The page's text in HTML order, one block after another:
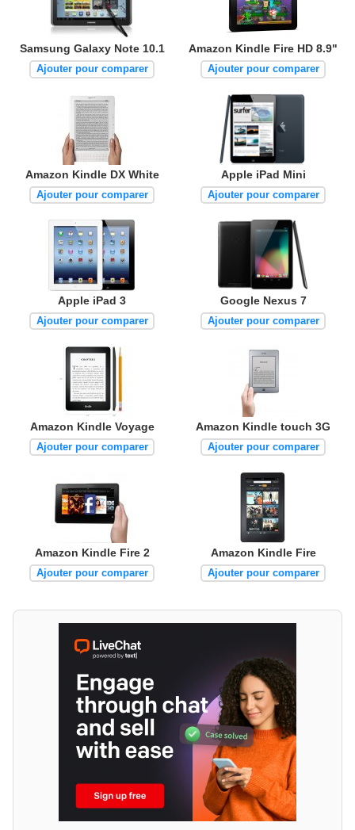
Samsung Galaxy Note 10.1
Ajouter pour comparer
Amazon Kindle Fire HD 8.9"
Ajouter pour comparer
Amazon Kindle DX White
Ajouter pour comparer
Apple iPad Mini
Ajouter pour comparer
Apple iPad 3
Ajouter pour comparer
Google Nexus 7
Ajouter pour comparer
Amazon Kindle Voyage
Ajouter pour comparer
Amazon Kindle touch 3G
Ajouter pour comparer
Amazon Kindle Fire 2
Ajouter pour comparer
Amazon Kindle Fire
Ajouter pour comparer